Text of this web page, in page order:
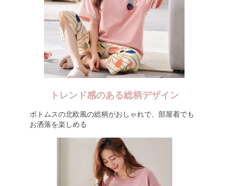
トレンド感のある総柄デザイン
ボトムスの北欧風の総柄がおしゃれで、部屋着でも
お洒落を楽しめる